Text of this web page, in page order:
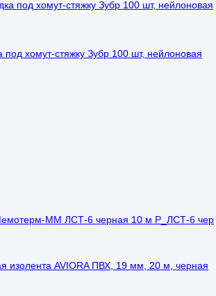
хомут-стяжку Зубр 100 шт, нейлоновая
ММ ЛСТ-6 черная 10 м Р_ЛСТ-6 чер